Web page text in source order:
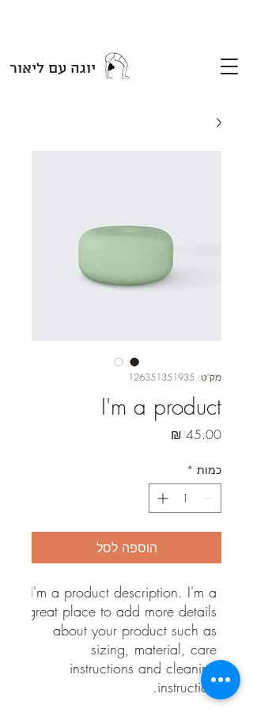
יוגה עם ליאור
מק"ט: 126351351935
I'm a product
כמות *
הוספה לסל
I'm a product description. I'm a
great place to add more details
about your product such as
sizing, material, care
instructions and cleaning
instructions.